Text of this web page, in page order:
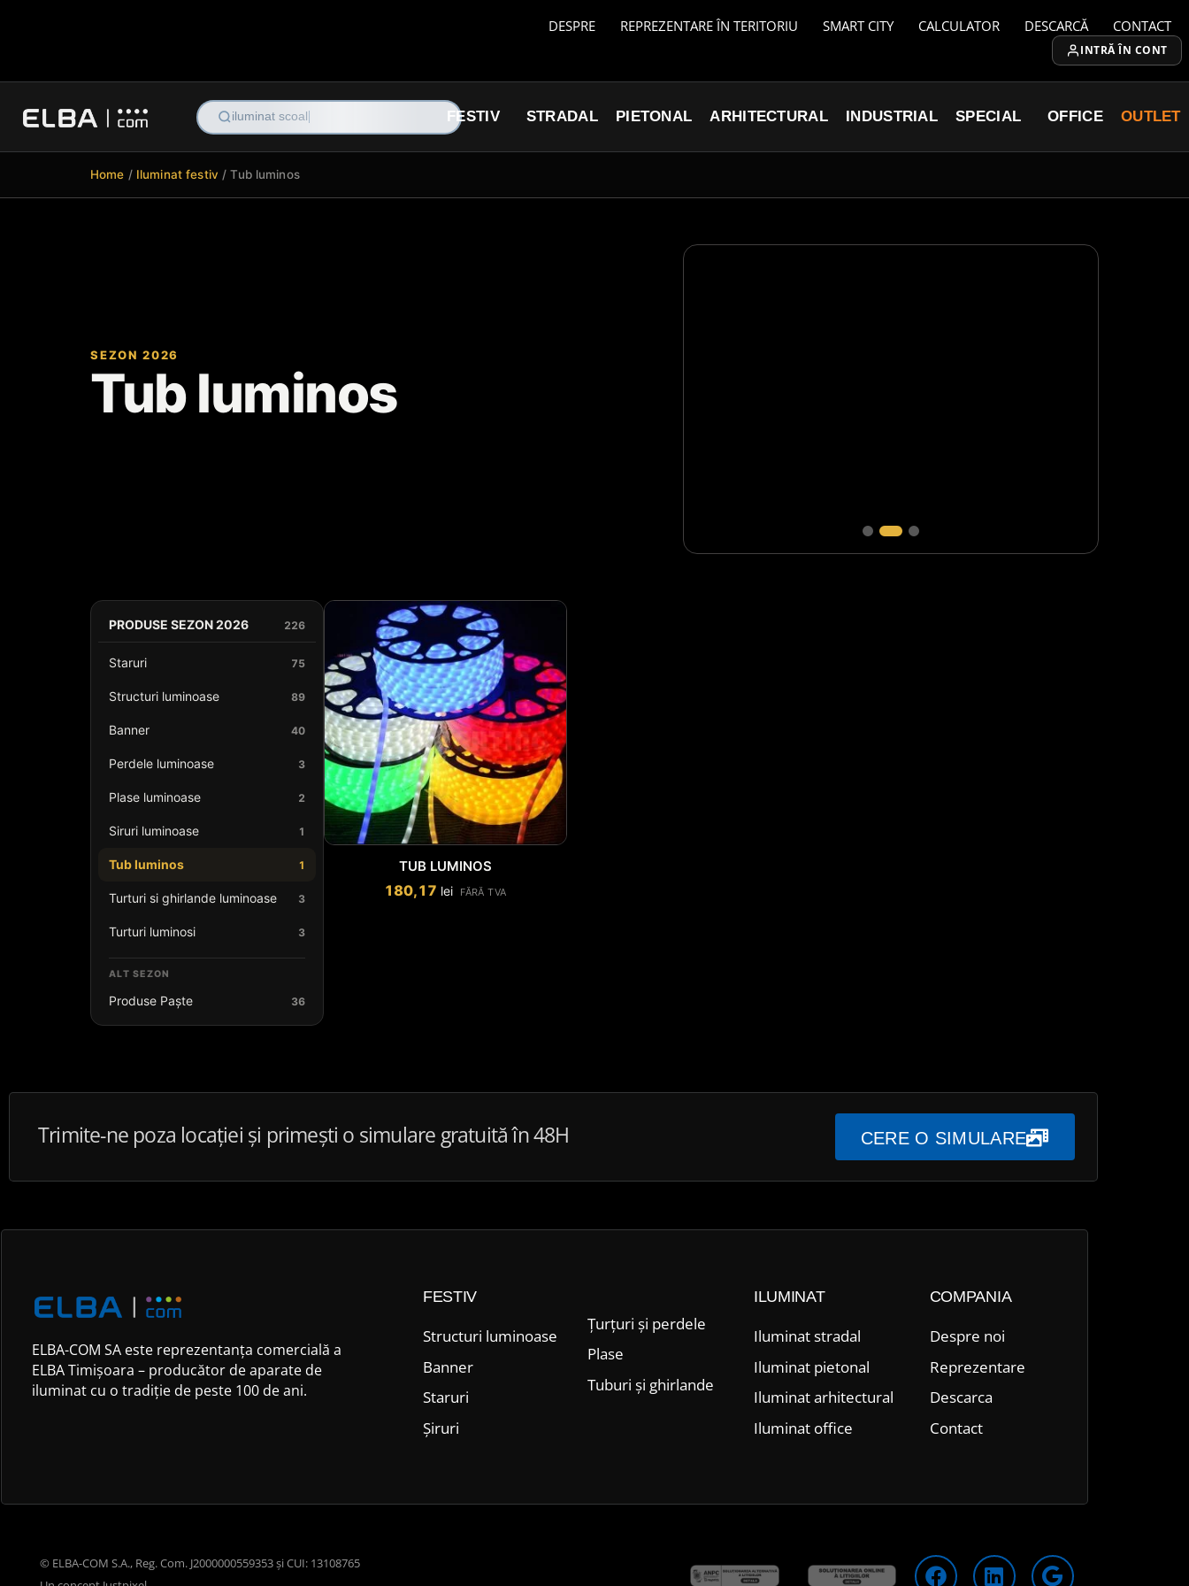
DESPRE REPREZENTARE ÎN TERITORIU SMART CITY CALCULATOR DESCARCĂ CONTACT
INTRĂ ÎN CONT
FESTIV STRADAL PIETONAL ARHITECTURAL INDUSTRIAL SPECIAL OFFICE OUTLET
Home / Iluminat festiv / Tub luminos
Tub luminos
PRODUSE SEZON 2026 226
Staruri 75
Structuri luminoase 89
Banner 40
Perdele luminoase 3
Plase luminoase 2
Siruri luminoase 1
Tub luminos 1
Turturi si ghirlande luminoase 3
Turturi luminosi 3
ALT SEZON
Produse Paște 36
TUB LUMINOS
180,17 lei FĂRĂ TVA
Trimite-ne poza locației și primești o simulare gratuită în 48H CERE O SIMULARE
ELBA-COM SA este reprezentanța comercială a
ELBA Timișoara – producător de aparate de
iluminat cu o tradiție de peste 100 de ani.
FESTIV
Structuri luminoase
Banner
Staruri
Șiruri
Țurțuri și perdele
Plase
Tuburi și ghirlande
ILUMINAT
Iluminat stradal
Iluminat pietonal
Iluminat arhitectural
Iluminat office
COMPANIA
Despre noi
Reprezentare
Descarca
Contact
© ELBA-COM S.A., Reg. Com. J2000000559353 și CUI: 13108765